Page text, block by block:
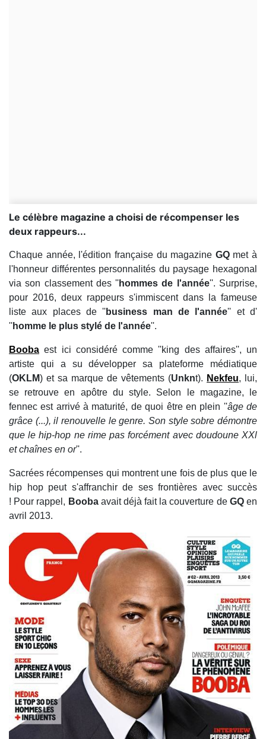
Le célèbre magazine a choisi de récompenser les
deux rappeurs...
Chaque année, l'édition française du magazine GQmet à
l'honneur différentes personnalités du paysage hexagonal
via son classement des ''hommes de l'année''. Surprise,
pour 2016, deux rappeurs s'immiscent dans la fameuse
liste aux places de ''business man de l'année'' et d'
''homme le plus stylé de l'année''.
Booba est ici considéré comme ''king des affaires'', un
artiste qui a su développer sa plateforme médiatique
(OKLM) et sa marque de vêtements (Unknt). Nekfeu, lui,
se retrouve en apôtre du style. Selon le magazine, le
fennec est arrivé à maturité, de quoi être en plein ''âge de
grâce (...), il renouvelle le genre. Son style sobre démontre
que le hip-hop ne rime pas forcément avec doudoune XXl
et chaînes en or''.
Sacrées récompenses qui montrent une fois de plus que le
hip hop peut s'affranchir de ses frontières avec succès
! Pour rappel, Boobaavait déjà fait la couverture de GQen
avril 2013.